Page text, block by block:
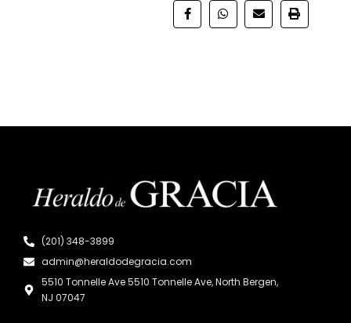
(201) 348-3899
admin@heraldodegracia.com
5510 Tonnelle Ave 5510 Tonnelle Ave, North Bergen,
NJ 07047